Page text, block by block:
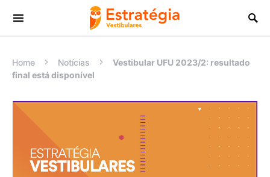
Procurar:
Home Notícias
Vestibular UFU 2023/2: resultado
final está disponível